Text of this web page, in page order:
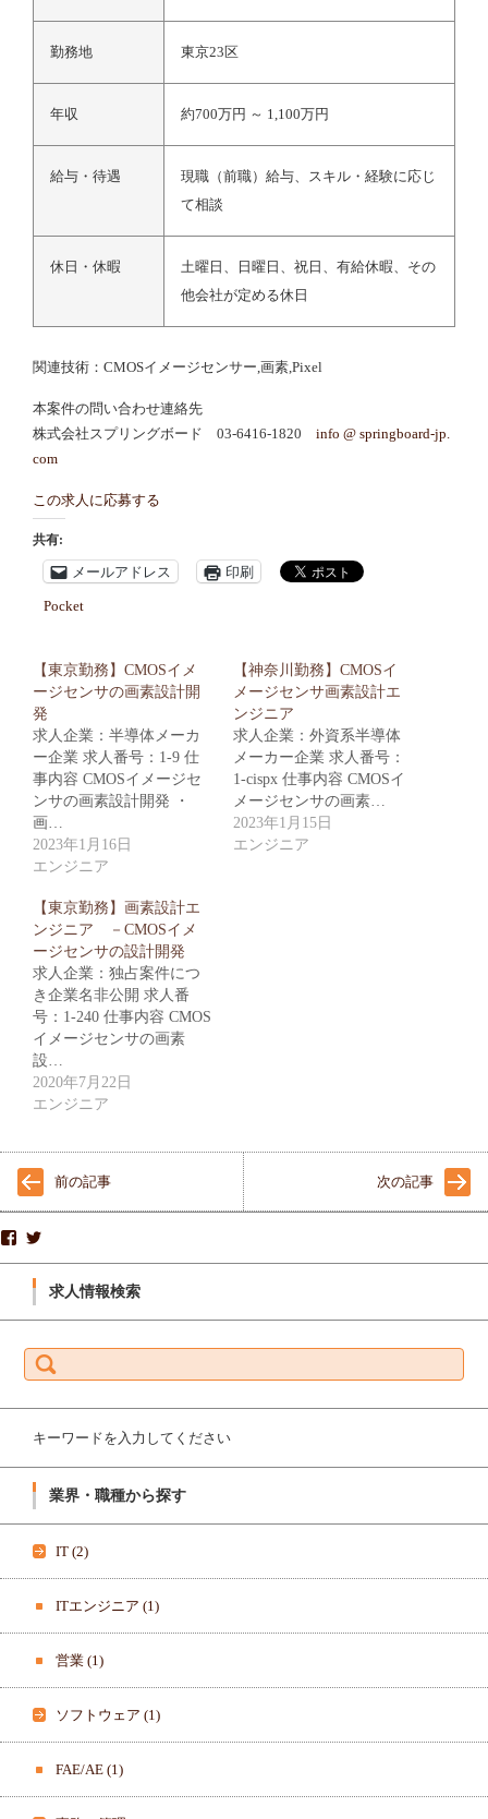
勤務地 東京23区
年収 約700万円 ～ 1,100万円
給与・待遇
現職（前職）給与、スキル・経験に応じ
て相談
休日・休暇
土曜日、日曜日、祝日、有給休暇、その
他会社が定める休日
関連技術：CMOSイメージセンサー,画素,Pixel
本案件の問い合わせ連絡先
株式会社スプリングボード 03-6416-1820 info @ springboard-jp.
com
この求人に応募する
共有:
メールアドレス 印刷
Pocket
【東京勤務】CMOSイメ
ージセンサの画素設計開
発
求人企業：半導体メーカ
ー企業 求人番号：1-9 仕
事内容 CMOSイメージセ
ンサの画素設計開発 ・
画…
2023年1月16日
エンジニア
【神奈川勤務】CMOSイ
メージセンサ画素設計エ
ンジニア
求人企業：外資系半導体
メーカー企業 求人番号：
1-cispx 仕事内容 CMOSイ
メージセンサの画素…
2023年1月15日
エンジニア
【東京勤務】画素設計エ
ンジニア －CMOSイメ
ージセンサの設計開発
求人企業：独占案件につ
き企業名非公開 求人番
号：1-240 仕事内容 CMOS
イメージセンサの画素
設…
2020年7月22日
エンジニア
前の記事 次の記事
株
会
リ
グ
ー
1
3
ん
フ
を
S
R
N
B
A
R
D
K
さ
ん
ロ
フ
ル
を
T
i
t
r
表
求人情報検索
索:
キーワードを入力してください
業界・職種から探す
IT (2)
ITエンジニア (1)
営業 (1)
ソフトウェア (1)
FAE/AE (1)